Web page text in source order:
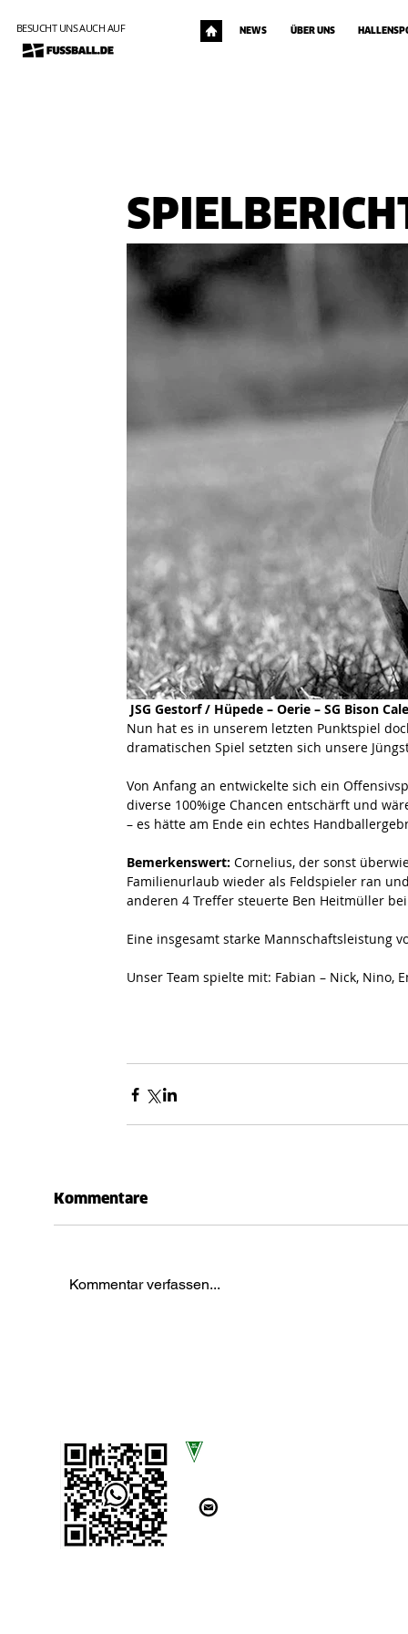
BESUCHT UNS AUCH AUF NEWS ÜBER UNS
JSG Gestorf / Hüpede – Oerie – SG Bison
Nun hat es in unserem letzten Punktspiel
dramatischen Spiel setzten sich unsere
Von Anfang an entwickelte sich ein
diverse 100%ige Chancen entschärft und
– es hätte am Ende ein echtes
Bemerkenswert: Cornelius, der sonst
Familienurlaub wieder als Feldspieler ran
anderen 4 Treffer steuerte Ben Heitmüller
Eine insgesamt starke Mannschaftsleistung
Unser Team spielte mit: Fabian – Nick, Nino,
Kommentare
Kommentar verfassen...